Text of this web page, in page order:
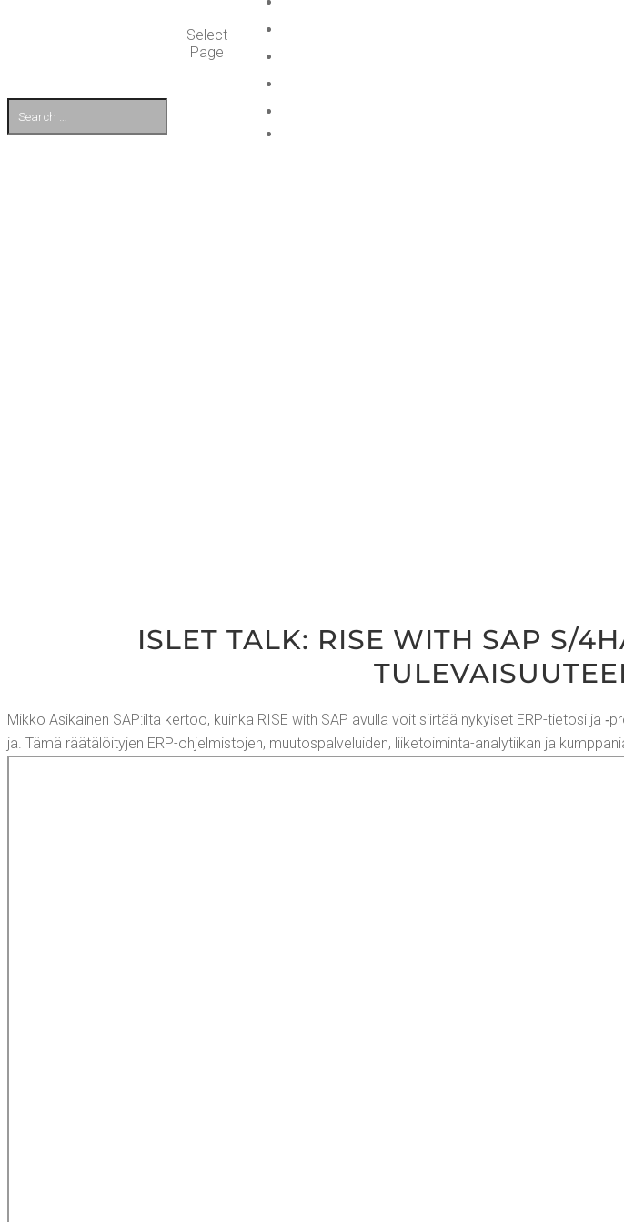
Select
Page
ISLET TALK: RISE WITH SAP S/
Mik­ko Asi­kai­nen SAP:ilta ker­too, kuin­ka RISE with SAP avul­la voit siir­tää nykyi­set ERP-tie­to­si ja
ja. Tämä rää­tä­löi­ty­jen ERP-ohjel­mis­to­jen, muu­tos­pal­ve­lui­den, lii­ke­toi­min­ta-ana­ly­tii­kan ja